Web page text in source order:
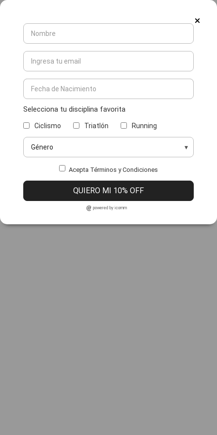
Selecciona tu disciplina favorita
Ciclismo Triatlón Running
Acepta Términos y Condiciones
QUIERO MI 10% OFF
powered by icomm